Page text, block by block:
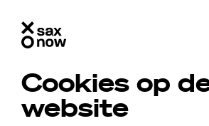
Cookies op
website